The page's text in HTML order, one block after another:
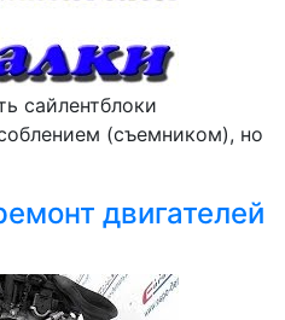
сайлентблоки
(съемником), но
двигателей